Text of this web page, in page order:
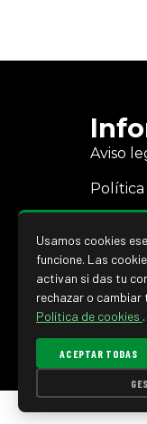
Aviso
Política
Usamos cookies
funcione. Las
activan si das tu
rechazar o cambiar
Política de cookies .
ACEPTAR TODAS